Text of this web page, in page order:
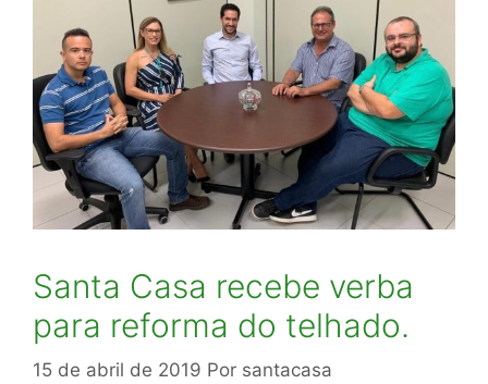
Santa Casa recebe verba
para reforma do telhado.
15 de abril de 2019 Por santacasa